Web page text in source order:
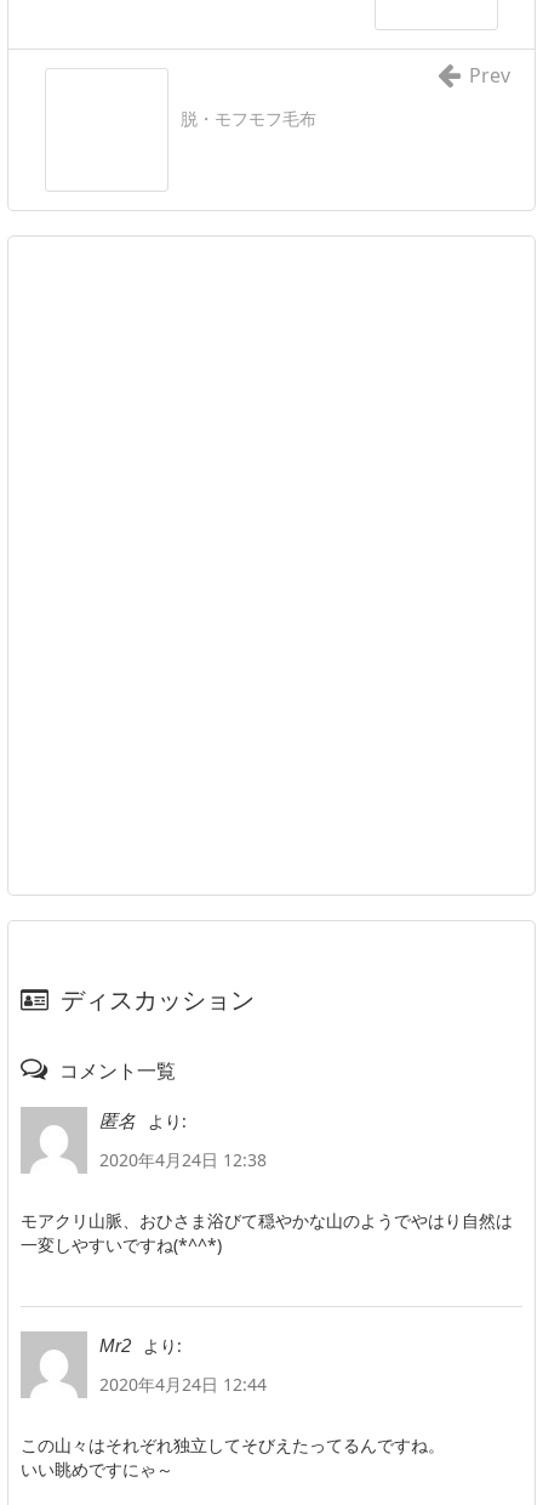
脱・モフモフ毛布
Prev
ディスカッション
コメント一覧
匿名
より:
2020年4月24日 12:38
モアクリ山脈、おひさま浴びて穏やかな山のようでやはり自然は
一変しやすいですね(*^^*)
Mr2
より:
2020年4月24日 12:44
この山々はそれぞれ独立してそびえたってるんですね。
いい眺めですにゃ～